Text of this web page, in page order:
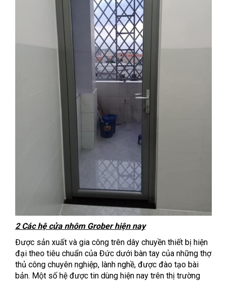
2 Các hệ cửa nhôm Grober hiện nay
Được sản xuất và gia công trên dây chuyền thiết bị hiện
đại theo tiêu chuẩn của Đức dưới bàn tay của những thợ
thủ công chuyên nghiệp, lành nghề, được đào tạo bài
bản. Một số hệ được tin dùng hiện nay trên thị trường